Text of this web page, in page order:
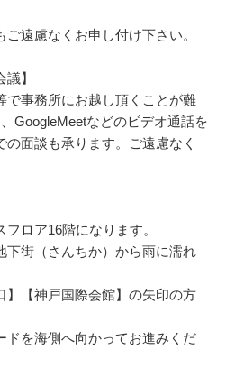
遠慮なくお申し付け下さい。
】
で事務所にお越し頂くことが難
GoogleMeetなどのビデオ通話を
面談も承ります。ご遠慮なく
ロア16階になります。
下街（さんちか）から雨に濡れ
】【神戸国際会館】の矢印の方
ドを海側へ向かってお進みくだ